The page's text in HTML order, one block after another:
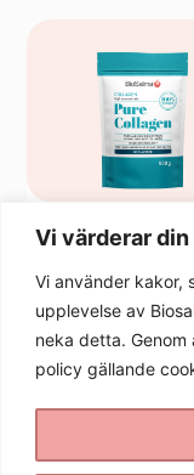
Vi värderar
Vi använder kakor,
upplevelse av
neka detta.
policy gällande
Pure Collagen
500 gram
Läs mer